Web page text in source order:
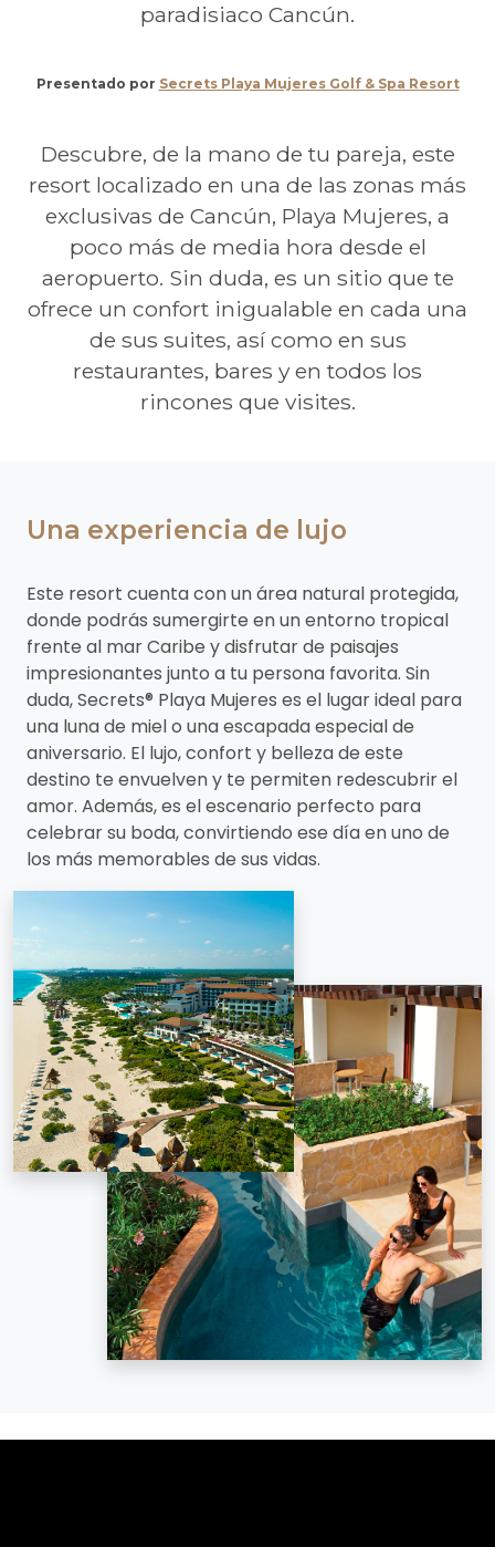
paradisiaco Cancún.
Presentado por Secrets Playa Mujeres Golf & Spa Resort
Descubre, de la mano de tu pareja, este
resort localizado en una de las zonas más
exclusivas de Cancún, Playa Mujeres, a
poco más de media hora desde el
aeropuerto. Sin duda, es un sitio que te
ofrece un confort inigualable en cada una
de sus suites, así como en sus
restaurantes, bares y en todos los
rincones que visites.
Una experiencia de lujo
Este resort cuenta con un área natural protegida,
donde podrás sumergirte en un entorno tropical
frente al mar Caribe y disfrutar de paisajes
impresionantes junto a tu persona favorita. Sin
duda, Secrets® Playa Mujeres es el lugar ideal para
una luna de miel o una escapada especial de
aniversario. El lujo, confort y belleza de este
destino te envuelven y te permiten redescubrir el
amor. Además, es el escenario perfecto para
celebrar su boda, convirtiendo ese día en uno de
los más memorables de sus vidas.